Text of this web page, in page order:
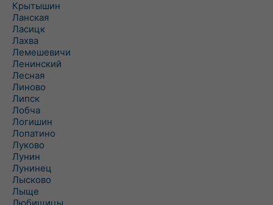
Крытышин
Ланская
Ласицк
Лахва
Лемешевичи
Ленинский
Лесная
Линово
Липск
Лобча
Логишин
Лопатино
Луково
Лунин
Лунинец
Лысково
Лыще